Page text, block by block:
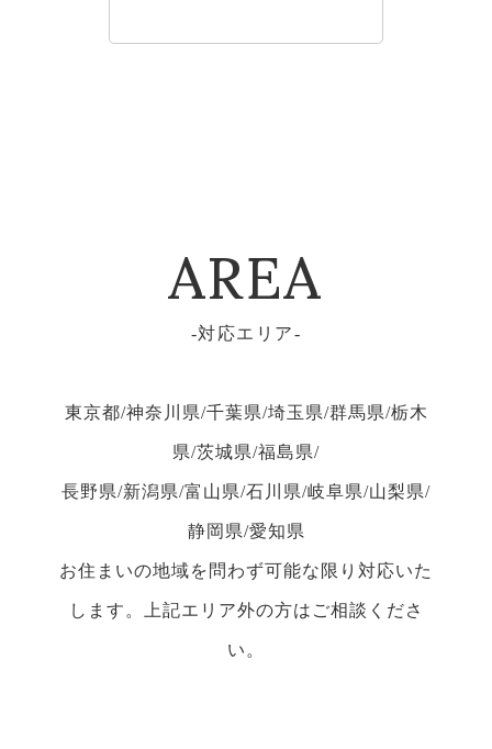
AREA
対応エリア
東京都/神奈川県/千葉県/埼玉県/群馬県/栃木
県/茨城県/福島県/
長野県/新潟県/富山県/石川県/岐阜県/山梨県/
静岡県/愛知県
お住まいの地域を問わず可能な限り対応いた
します。上記エリア外の方はご相談くださ
い。